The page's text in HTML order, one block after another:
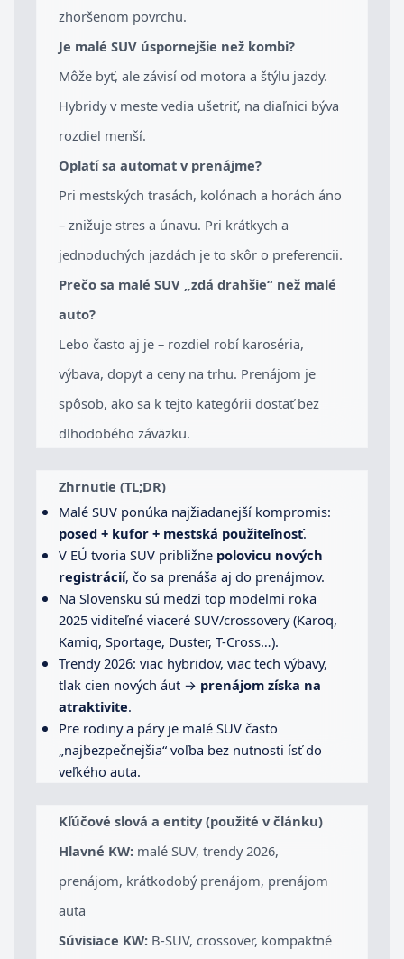
zhoršenom povrchu.
Je malé SUV úspornejšie než kombi?
Môže byť, ale závisí od motora a štýlu jazdy.
Hybridy v meste vedia ušetriť, na diaľnici býva
rozdiel menší.
Oplatí sa automat v prenájme?
Pri mestských trasách, kolónach a horách áno
– znižuje stres a únavu. Pri krátkych a
jednoduchých jazdách je to skôr o preferencii.
Prečo sa malé SUV „zdá drahšie“ než malé
auto?
Lebo často aj je – rozdiel robí karoséria,
výbava, dopyt a ceny na trhu. Prenájom je
spôsob, ako sa k tejto kategórii dostať bez
dlhodobého záväzku.
Zhrnutie (TL;DR)
Malé SUV ponúka najžiadanejší kompromis:
posed + kufor + mestská použiteľnosť.
V EÚ tvoria SUV približne polovicu nových
registrácií, čo sa prenáša aj do prenájmov.
Na Slovensku sú medzi top modelmi roka
2025 viditeľné viaceré SUV/crossovery (Karoq,
Kamiq, Sportage, Duster, T-Cross…).
Trendy 2026: viac hybridov, viac tech výbavy,
tlak cien nových áut → prenájom získa na
atraktivite.
Pre rodiny a páry je malé SUV často
„najbezpečnejšia“ voľba bez nutnosti ísť do
veľkého auta.
Kľúčové slová a entity (použité v článku)
Hlavné KW: malé SUV, trendy 2026,
prenájom, krátkodobý prenájom, prenájom
auta
Súvisiace KW: B-SUV, crossover, kompaktné